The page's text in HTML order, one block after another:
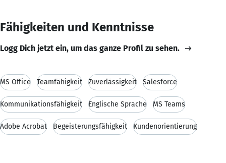
Fähigkeiten und Kenntnisse
Logg Dich jetzt ein, um das ganze Profil zu sehen.
MS Office Teamfähigkeit Zuverlässigkeit Salesforce
Kommunikationsfähigkeit Englische Sprache MS Teams
Adobe Acrobat Begeisterungsfähigkeit Kundenorientierung